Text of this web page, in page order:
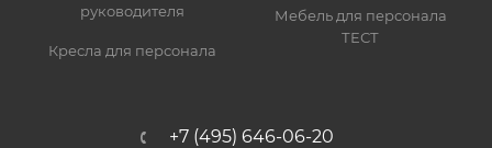
руководителя
Кресла для персонала
Мебель для персонала
ТЕСТ
+7 (495) 646-06-20